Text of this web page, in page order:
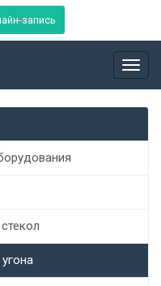
запись